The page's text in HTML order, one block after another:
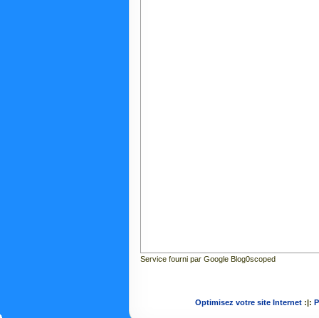
Service fourni par Google Blog0scoped
Optimisez votre site Internet:|: